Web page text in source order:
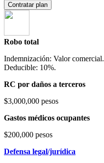
Contratar plan
Robo total
Indemnización: Valor comercial.
Deducible: 10%.
RC por daños a terceros
$3,000,000 pesos
Gastos médicos ocupantes
$200,000 pesos
Defensa legal/jurídica